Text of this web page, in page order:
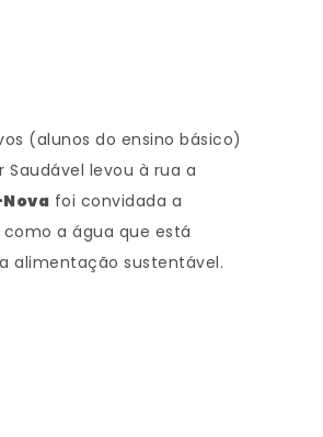
(alunos do ensino básico)
Saudável levou à rua a
foi convidada a
a água que está
alimentação sustentável.